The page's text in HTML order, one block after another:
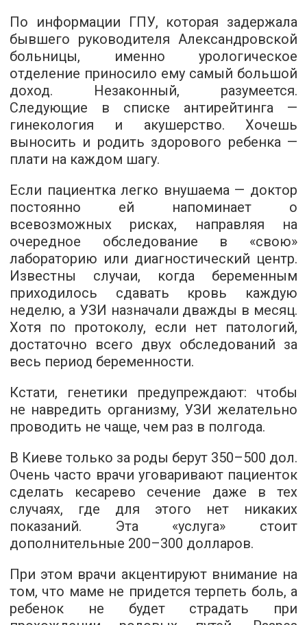
По информации ГПУ, которая задержала
бывшего руководителя Александровской
больницы, именно урологическое
отделение приносило ему самый большой
доход. Незаконный, разумеется.
Следующие в списке антирейтинга —
гинекология и акушерство. Хочешь
выносить и родить здорового ребенка —
плати на каждом шагу.
Если пациентка легко внушаема — доктор
постоянно ей напоминает о
всевозможных рисках, направляя на
очередное обследование в «свою»
лабораторию или диагностический центр.
Известны случаи, когда беременным
приходилось сдавать кровь каждую
неделю, а УЗИ назначали дважды в месяц.
Хотя по протоколу, если нет патологий,
достаточно всего двух обследований за
весь период беременности.
Кстати, генетики предупреждают: чтобы
не навредить организму, УЗИ желательно
проводить не чаще, чем раз в полгода.
В Киеве только за роды берут 350–500 дол.
Очень часто врачи уговаривают пациенток
сделать кесарево сечение даже в тех
случаях, где для этого нет никаких
показаний. Эта «услуга» стоит
дополнительные 200–300 долларов.
При этом врачи акцентируют внимание на
том, что маме не придется терпеть боль, а
ребенок не будет страдать при